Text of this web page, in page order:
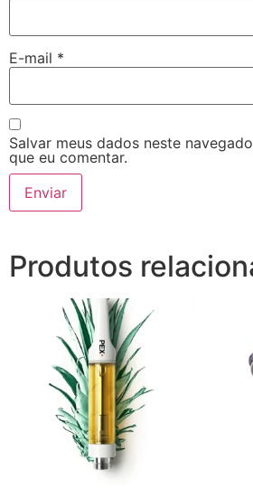
E-mail *
Salvar meus dados neste
que eu comentar.
Produtos